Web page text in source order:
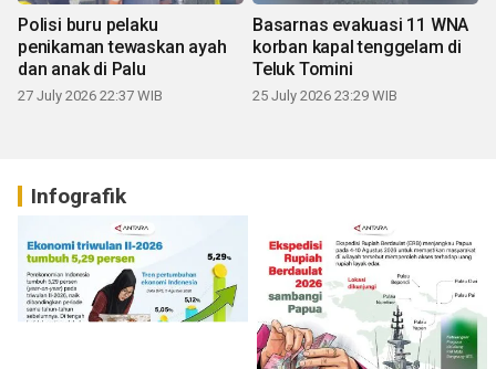
Polisi buru pelaku
penikaman tewaskan ayah
dan anak di Palu
27 July 2026 22:37 WIB
Basarnas evakuasi 11 WNA
korban kapal tenggelam di
Teluk Tomini
25 July 2026 23:29 WIB
Infografik